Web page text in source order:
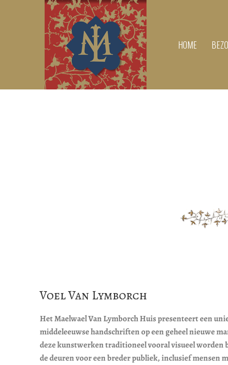
HOME
Voel Van Lymborch
Het Maelwael Van Lymborch Huis presenteert een
middeleeuwse handschriften op een geheel nieuwe
deze kunstwerken traditioneel vooral visueel worden
de deuren voor een breder publiek, inclusief mensen